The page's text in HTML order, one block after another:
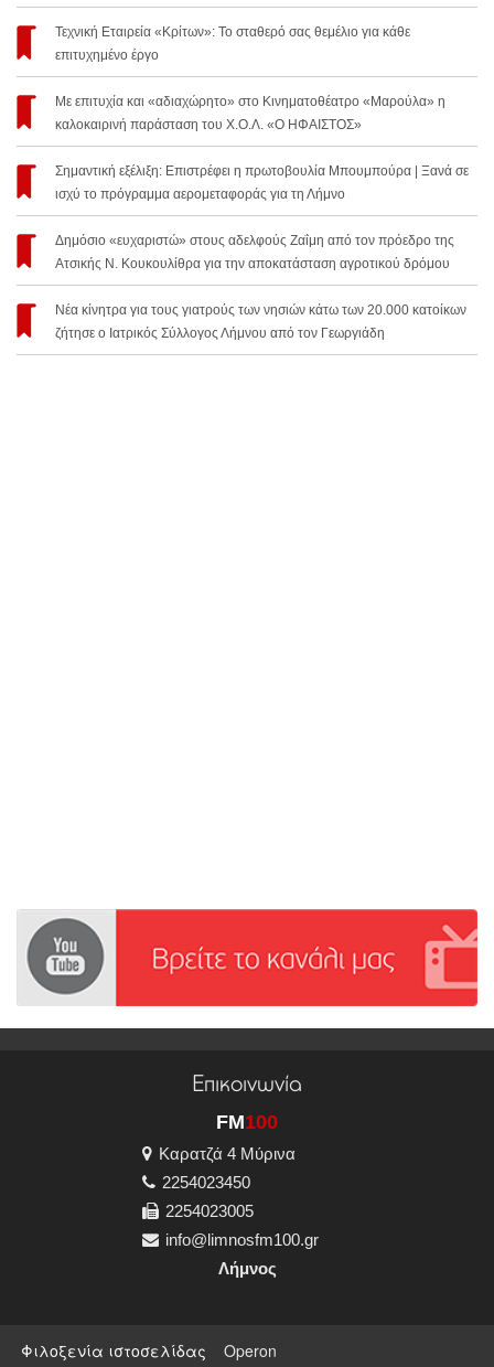
Τεχνική Εταιρεία «Κρίτων»: Το σταθερό σας θεμέλιο για κάθε
επιτυχημένο έργο
Με επιτυχία και «αδιαχώρητο» στο Κινηματοθέατρο «Μαρούλα» η
καλοκαιρινή παράσταση του Χ.Ο.Λ. «Ο ΗΦΑΙΣΤΟΣ»
Σημαντική εξέλιξη: Επιστρέφει η πρωτοβουλία Μπουμπούρα | Ξανά σε
ισχύ το πρόγραμμα αερομεταφοράς για τη Λήμνο
Δημόσιο «ευχαριστώ» στους αδελφούς Ζαΐμη από τον πρόεδρο της
Ατσικής Ν. Κουκουλίθρα για την αποκατάσταση αγροτικού δρόμου
Νέα κίνητρα για τους γιατρούς των νησιών κάτω των 20.000 κατοίκων
ζήτησε ο Ιατρικός Σύλλογος Λήμνου από τον Γεωργιάδη
Επικοινωνία
FM100
Καρατζά 4 Μύρινα
2254023450
2254023005
info@limnosfm100.gr
Λήμνος
Φιλοξενία ιστοσελίδας Operon